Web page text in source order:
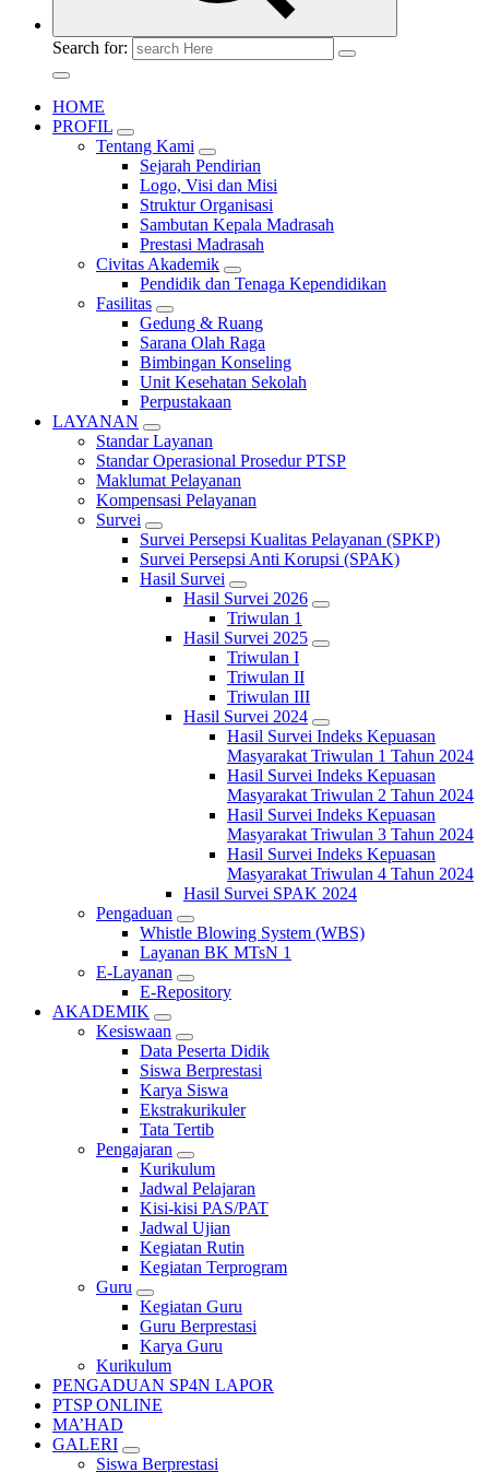
Search for:
HOME
PROFIL
Tentang Kami
Sejarah Pendirian
Logo, Visi dan Misi
Struktur Organisasi
Sambutan Kepala Madrasah
Prestasi Madrasah
Civitas Akademik
Pendidik dan Tenaga Kependidikan
Fasilitas
Gedung & Ruang
Sarana Olah Raga
Bimbingan Konseling
Unit Kesehatan Sekolah
Perpustakaan
LAYANAN
Standar Layanan
Standar Operasional Prosedur PTSP
Maklumat Pelayanan
Kompensasi Pelayanan
Survei
Survei Persepsi Kualitas Pelayanan (SPKP)
Survei Persepsi Anti Korupsi (SPAK)
Hasil Survei
Hasil Survei 2026
Triwulan 1
Hasil Survei 2025
Triwulan I
Triwulan II
Triwulan III
Hasil Survei 2024
Hasil Survei Indeks Kepuasan
Masyarakat Triwulan 1 Tahun 2024
Hasil Survei Indeks Kepuasan
Masyarakat Triwulan 2 Tahun 2024
Hasil Survei Indeks Kepuasan
Masyarakat Triwulan 3 Tahun 2024
Hasil Survei Indeks Kepuasan
Masyarakat Triwulan 4 Tahun 2024
Hasil Survei SPAK 2024
Pengaduan
Whistle Blowing System (WBS)
Layanan BK MTsN 1
E-Layanan
E-Repository
AKADEMIK
Kesiswaan
Data Peserta Didik
Siswa Berprestasi
Karya Siswa
Ekstrakurikuler
Tata Tertib
Pengajaran
Kurikulum
Jadwal Pelajaran
Kisi-kisi PAS/PAT
Jadwal Ujian
Kegiatan Rutin
Kegiatan Terprogram
Guru
Kegiatan Guru
Guru Berprestasi
Karya Guru
Kurikulum
PENGADUAN SP4N LAPOR
PTSP ONLINE
MA’HAD
GALERI
Siswa Berprestasi